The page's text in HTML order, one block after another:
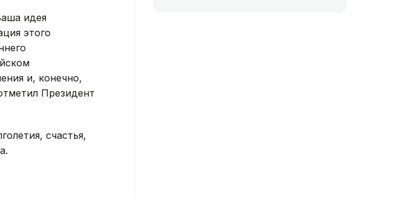
идея
этого
и, конечно,
Президент
счастья,